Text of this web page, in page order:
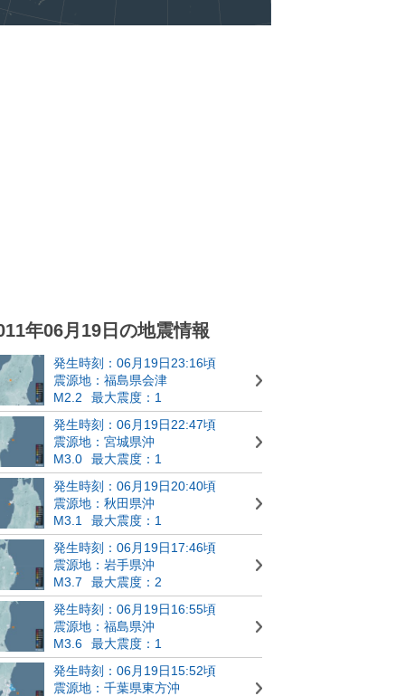
年06月19日の地震情報
発生時刻：06月19日23:16頃
震源地：福島県会津
M2.2
最大震度：1
発生時刻：06月19日22:47頃
震源地：宮城県沖
M3.0
最大震度：1
発生時刻：06月19日20:40頃
震源地：秋田県沖
M3.1
最大震度：1
発生時刻：06月19日17:46頃
震源地：岩手県沖
M3.7
最大震度：2
発生時刻：06月19日16:55頃
震源地：福島県沖
M3.6
最大震度：1
発生時刻：06月19日15:52頃
震源地：千葉県東方沖